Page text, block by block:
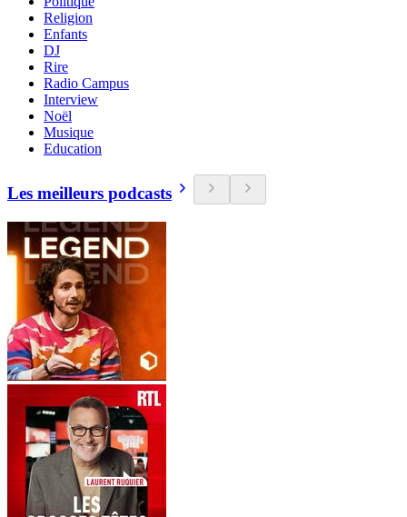
Religion
Enfants
DJ
Rire
Radio Campus
Interview
Noël
Musique
Education
Les meilleurs podcasts